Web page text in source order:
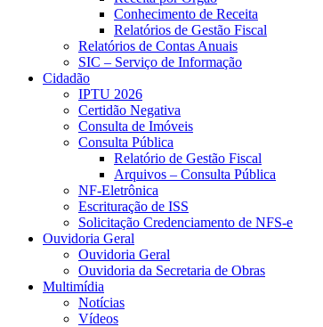
Conhecimento de Receita
Relatórios de Gestão Fiscal
Relatórios de Contas Anuais
SIC – Serviço de Informação
Cidadão
IPTU 2026
Certidão Negativa
Consulta de Imóveis
Consulta Pública
Relatório de Gestão Fiscal
Arquivos – Consulta Pública
NF-Eletrônica
Escrituração de ISS
Solicitação Credenciamento de NFS-e
Ouvidoria Geral
Ouvidoria Geral
Ouvidoria da Secretaria de Obras
Multimídia
Notícias
Vídeos